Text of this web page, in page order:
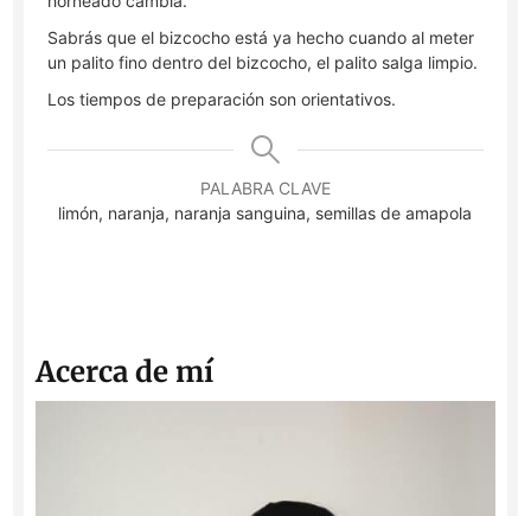
Sabrás que el bizcocho está ya hecho cuando al meter
un palito fino dentro del bizcocho, el palito salga limpio.
Los tiempos de preparación son orientativos.
PALABRA CLAVE
limón, naranja, naranja sanguina, semillas de amapola
Acerca de mí